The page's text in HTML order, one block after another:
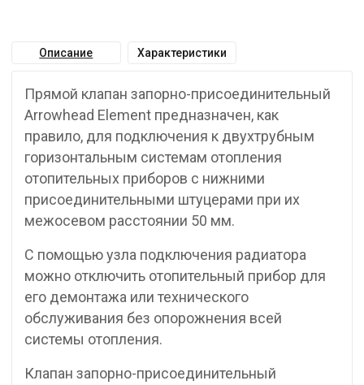
Описание Характеристики
Прямой клапан запорно-присоединительный
Arrowhead Element предназначен, как
правило, для подключения к двухтрубным
горизонтальным системам отопления
отопительных приборов с нижними
присоединительными штуцерами при их
межосевом расстоянии 50 мм.
С помощью узла подключения радиатора
можно отключить отопительный прибор для
его демонтажа или технического
обслуживания без опорожнения всей
системы отопления.
Клапан запорно-присоединительный